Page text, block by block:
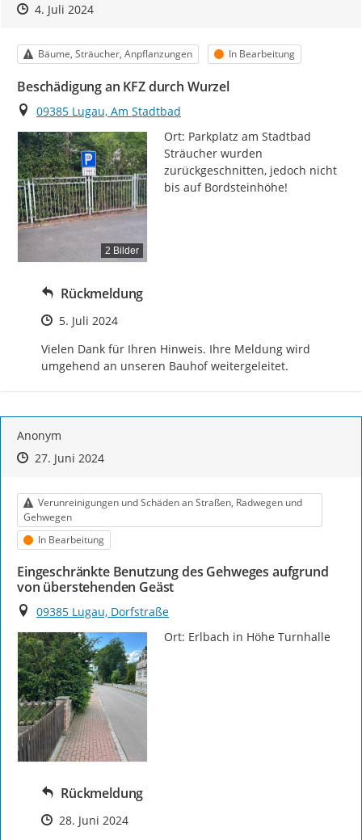
Zeitpunkt des Erstellens
Zeitpunkt des Erstellens
4. Juli 2024Zur Äußerung
Kategorie
Bäume, Sträucher, Anpflanzungen Status
In Bearbeitung
Beschädigung an KFZ durch Wurzel
Ort
09385 Lugau, Am Stadtbad
2 Bilder
Ort: Parkplatz am Stadtbad
Sträucher wurden
zurückgeschnitten, jedoch nicht
bis auf Bordsteinhöhe!
Rückmeldung
Zeitpunkt des Erstellens
5. Juli 2024
Vielen Dank für Ihren Hinweis. Ihre Meldung wird
umgehend an unseren Bauhof weitergeleitet.
Anonym
Zeitpunkt des Erstellens
Zeitpunkt des Erstellens
27. Juni 2024Zur Äußerung
Kategorie
Verunreinigungen und Schäden an Straßen, Radwegen und
Gehwegen
Status
In Bearbeitung
Eingeschränkte Benutzung des Gehweges aufgrund
von überstehenden Geäst
Ort
09385 Lugau, Dorfstraße
Ort: Erlbach in Höhe Turnhalle
Rückmeldung
Zeitpunkt des Erstellens
28. Juni 2024